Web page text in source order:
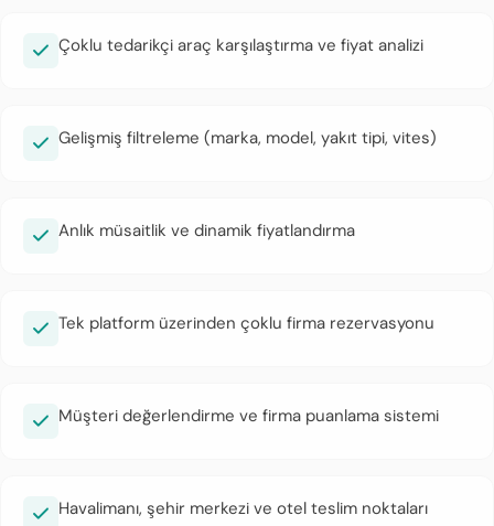
Çoklu tedarikçi araç karşılaştırma ve fiyat analizi
Gelişmiş filtreleme (marka, model, yakıt tipi, vites)
Anlık müsaitlik ve dinamik fiyatlandırma
Tek platform üzerinden çoklu firma rezervasyonu
Müşteri değerlendirme ve firma puanlama sistemi
Havalimanı, şehir merkezi ve otel teslim noktaları